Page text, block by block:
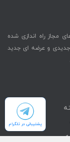
مجاز راه اندازی شده
و عرضه ای جدید
پشتیبانی در تلگرام